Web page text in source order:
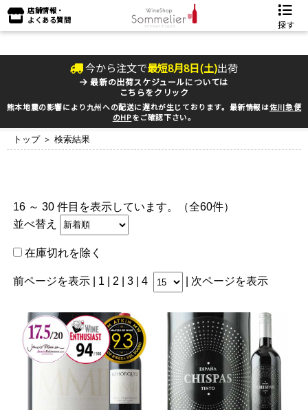
店舗情報・
よくある質問
探す
今から注文で最短8月8日(土)出荷
最新の出荷スケジュールについては
こちらをクリック
熊本地震の影響により九州への配送に遅れが生じております。最新情報は佐川急便
のHPをご確認下さい。
トップ ＞ 検索結果
16 ～ 30 件目を表示しています。（全60件）
並べ替え
在庫切れを除く
前ページを表示| 1| 2 | 3| 4 次ページを表示